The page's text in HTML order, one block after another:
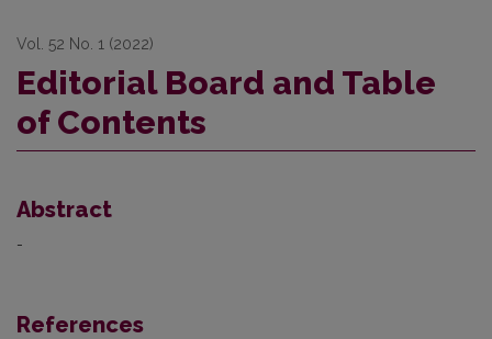
Vol. 52 No. 1 (2022)
Editorial Board and Table
of Contents
Abstract
-
References